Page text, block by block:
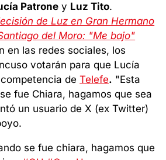
Patrone y Luz Tito.
de Luz en Gran Hermano
del Moro: "Me bajo"
en las redes sociales, los
votarán para que Lucía
deTelefe. "Esta
fue Chiara, hagamos que sea
un usuario de X (ex Twitter)
se fue chiara, hagamos que